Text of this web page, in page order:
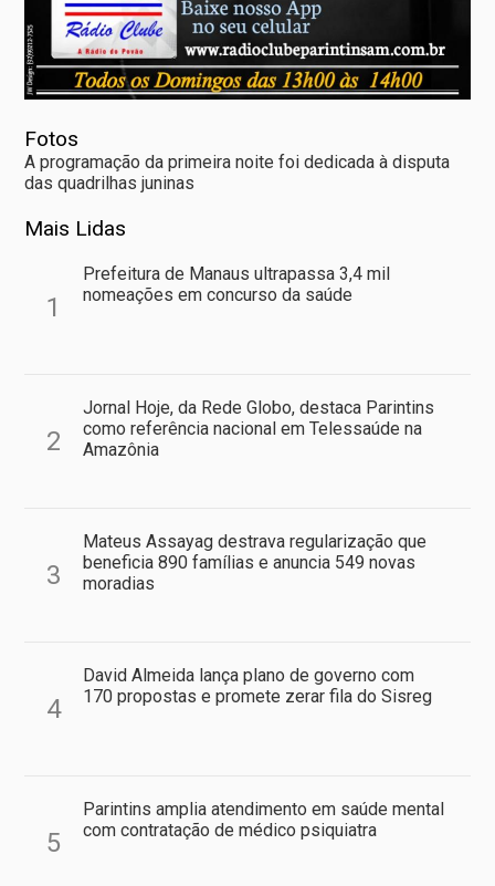
Fotos
A programação da primeira noite foi dedicada à disputa
das quadrilhas juninas
Mais Lidas
1
Prefeitura de Manaus ultrapassa 3,4 mil
nomeações em concurso da saúde
2
Jornal Hoje, da Rede Globo, destaca Parintins
como referência nacional em Telessaúde na
Amazônia
3
Mateus Assayag destrava regularização que
beneficia 890 famílias e anuncia 549 novas
moradias
4
David Almeida lança plano de governo com
170 propostas e promete zerar fila do Sisreg
5
Parintins amplia atendimento em saúde mental
com contratação de médico psiquiatra